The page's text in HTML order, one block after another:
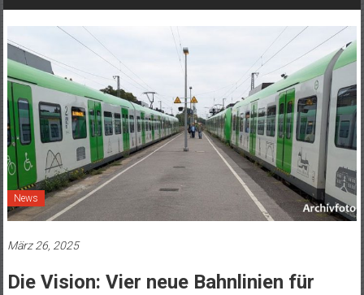
News
März 26, 2025
Die Vision: Vier neue Bahnlinien für